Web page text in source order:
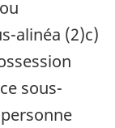
alinéa (2)c)
sous-